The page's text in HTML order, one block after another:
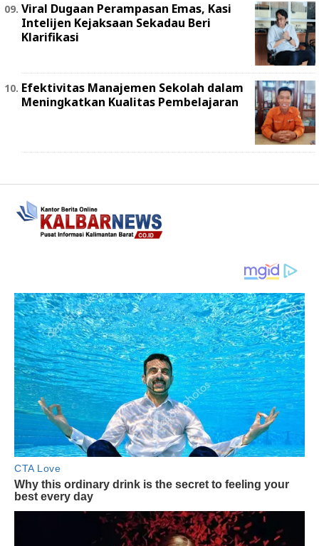
Viral Dugaan Perampasan Emas, Kasi
Intelijen Kejaksaan Sekadau Beri
Klarifikasi
Efektivitas Manajemen Sekolah dalam
Meningkatkan Kualitas Pembelajaran